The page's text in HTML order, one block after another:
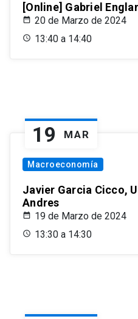
[Online] Gabriel
20 de Marzo de 2024
13:40 a 14:40
19 MAR
Macroeconomía
Javier Garcia Cicco,
Andres
19 de Marzo de 2024
13:30 a 14:30